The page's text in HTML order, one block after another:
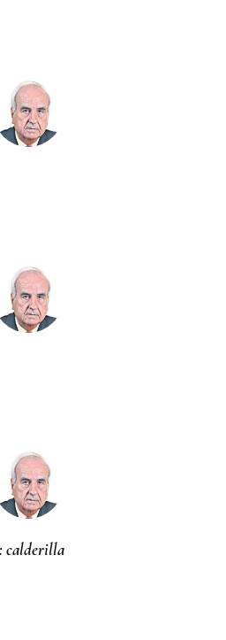
calderilla